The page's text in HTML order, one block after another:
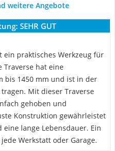
weitere Angebote
SEHR GUT
ein praktisches Werkzeug für
Traverse hat eine
bis 1450 mm und ist in der
Mit dieser Traverse
gehoben und
Konstruktion gewährleistet
lange Lebensdauer. Ein
Werkstatt oder Garage.